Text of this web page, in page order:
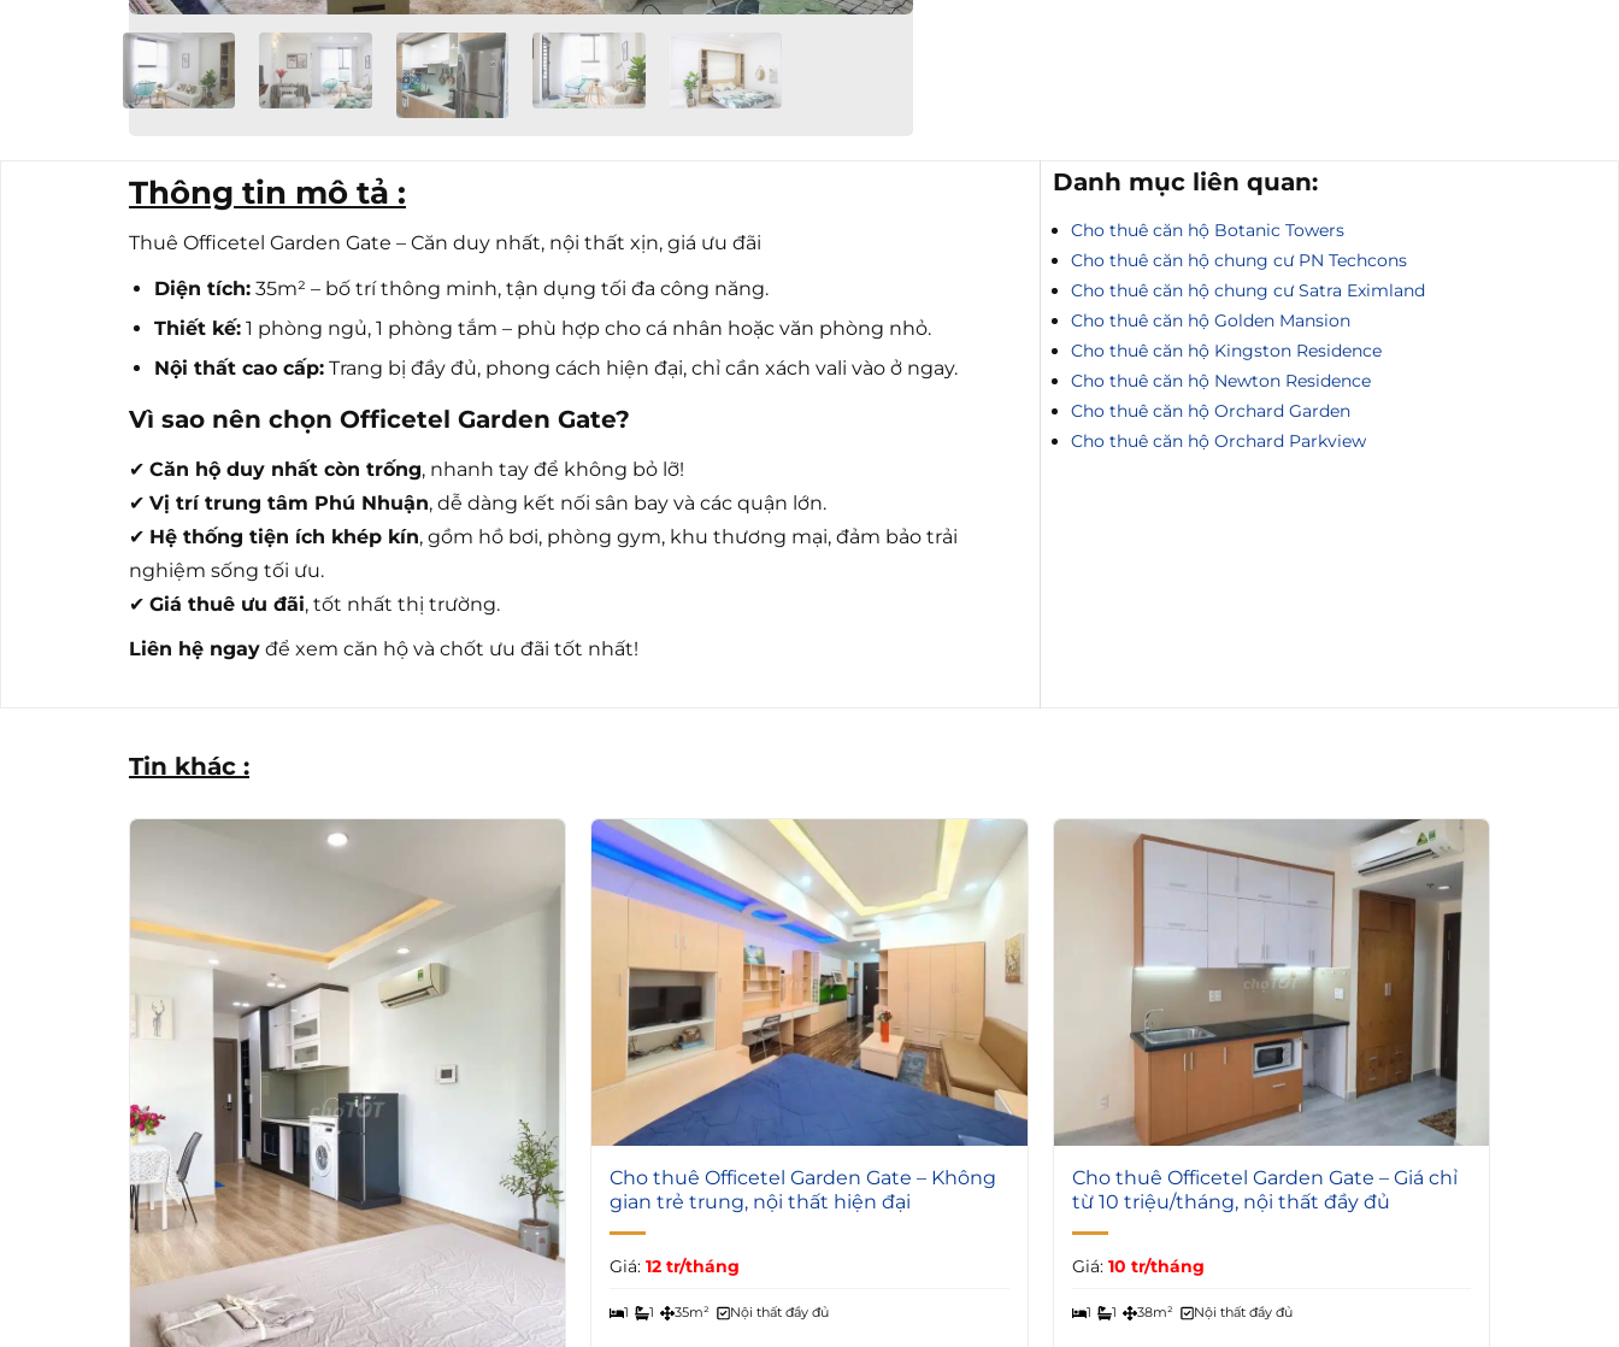
Thông tin mô tả :
Thuê Officetel Garden Gate – Căn duy nhất, nội thất xịn, giá ưu đãi
Diện tích:35m² – bố trí thông minh, tận dụng tối đa công năng.
Thiết kế:1 phòng ngủ, 1 phòng tắm – phù hợp cho cá nhân hoặc văn phòng nhỏ.
Nội thất cao cấp:Trang bị đầy đủ, phong cách hiện đại, chỉ cần xách vali vào ở ngay.
Vì sao nên chọn Officetel Garden Gate?
✔ Căn hộ duy nhất còn trống, nhanh tay để không bỏ lỡ!
✔ Vị trí trung tâm Phú Nhuận, dễ dàng kết nối sân bay và các quận lớn.
✔ Hệ thống tiện ích khép kín, gồm hồ bơi, phòng gym, khu thương mại, đảm bảo trải
nghiệm sống tối ưu.
✔ Giá thuê ưu đãi, tốt nhất thị trường.
Liên hệ ngay để xem căn hộ và chốt ưu đãi tốt nhất!
Danh mục liên quan:
Cho thuê căn hộ Botanic Towers
Cho thuê căn hộ chung cư PN Techcons
Cho thuê căn hộ chung cư Satra Eximland
Cho thuê căn hộ Golden Mansion
Cho thuê căn hộ Kingston Residence
Cho thuê căn hộ Newton Residence
Cho thuê căn hộ Orchard Garden
Cho thuê căn hộ Orchard Parkview
Tin khác :
5
Cho thuê Officetel Garden Gate – Không
gian trẻ trung, nội thất hiện đại
Giá:12 tr/tháng
1 1 35m² Nội thất đầy đủ
3
Cho thuê Officetel Garden Gate – Giá chỉ
từ 10 triệu/tháng, nội thất đầy đủ
Giá: 10 tr/tháng
1 1 38m² Nội thất đầy đủ